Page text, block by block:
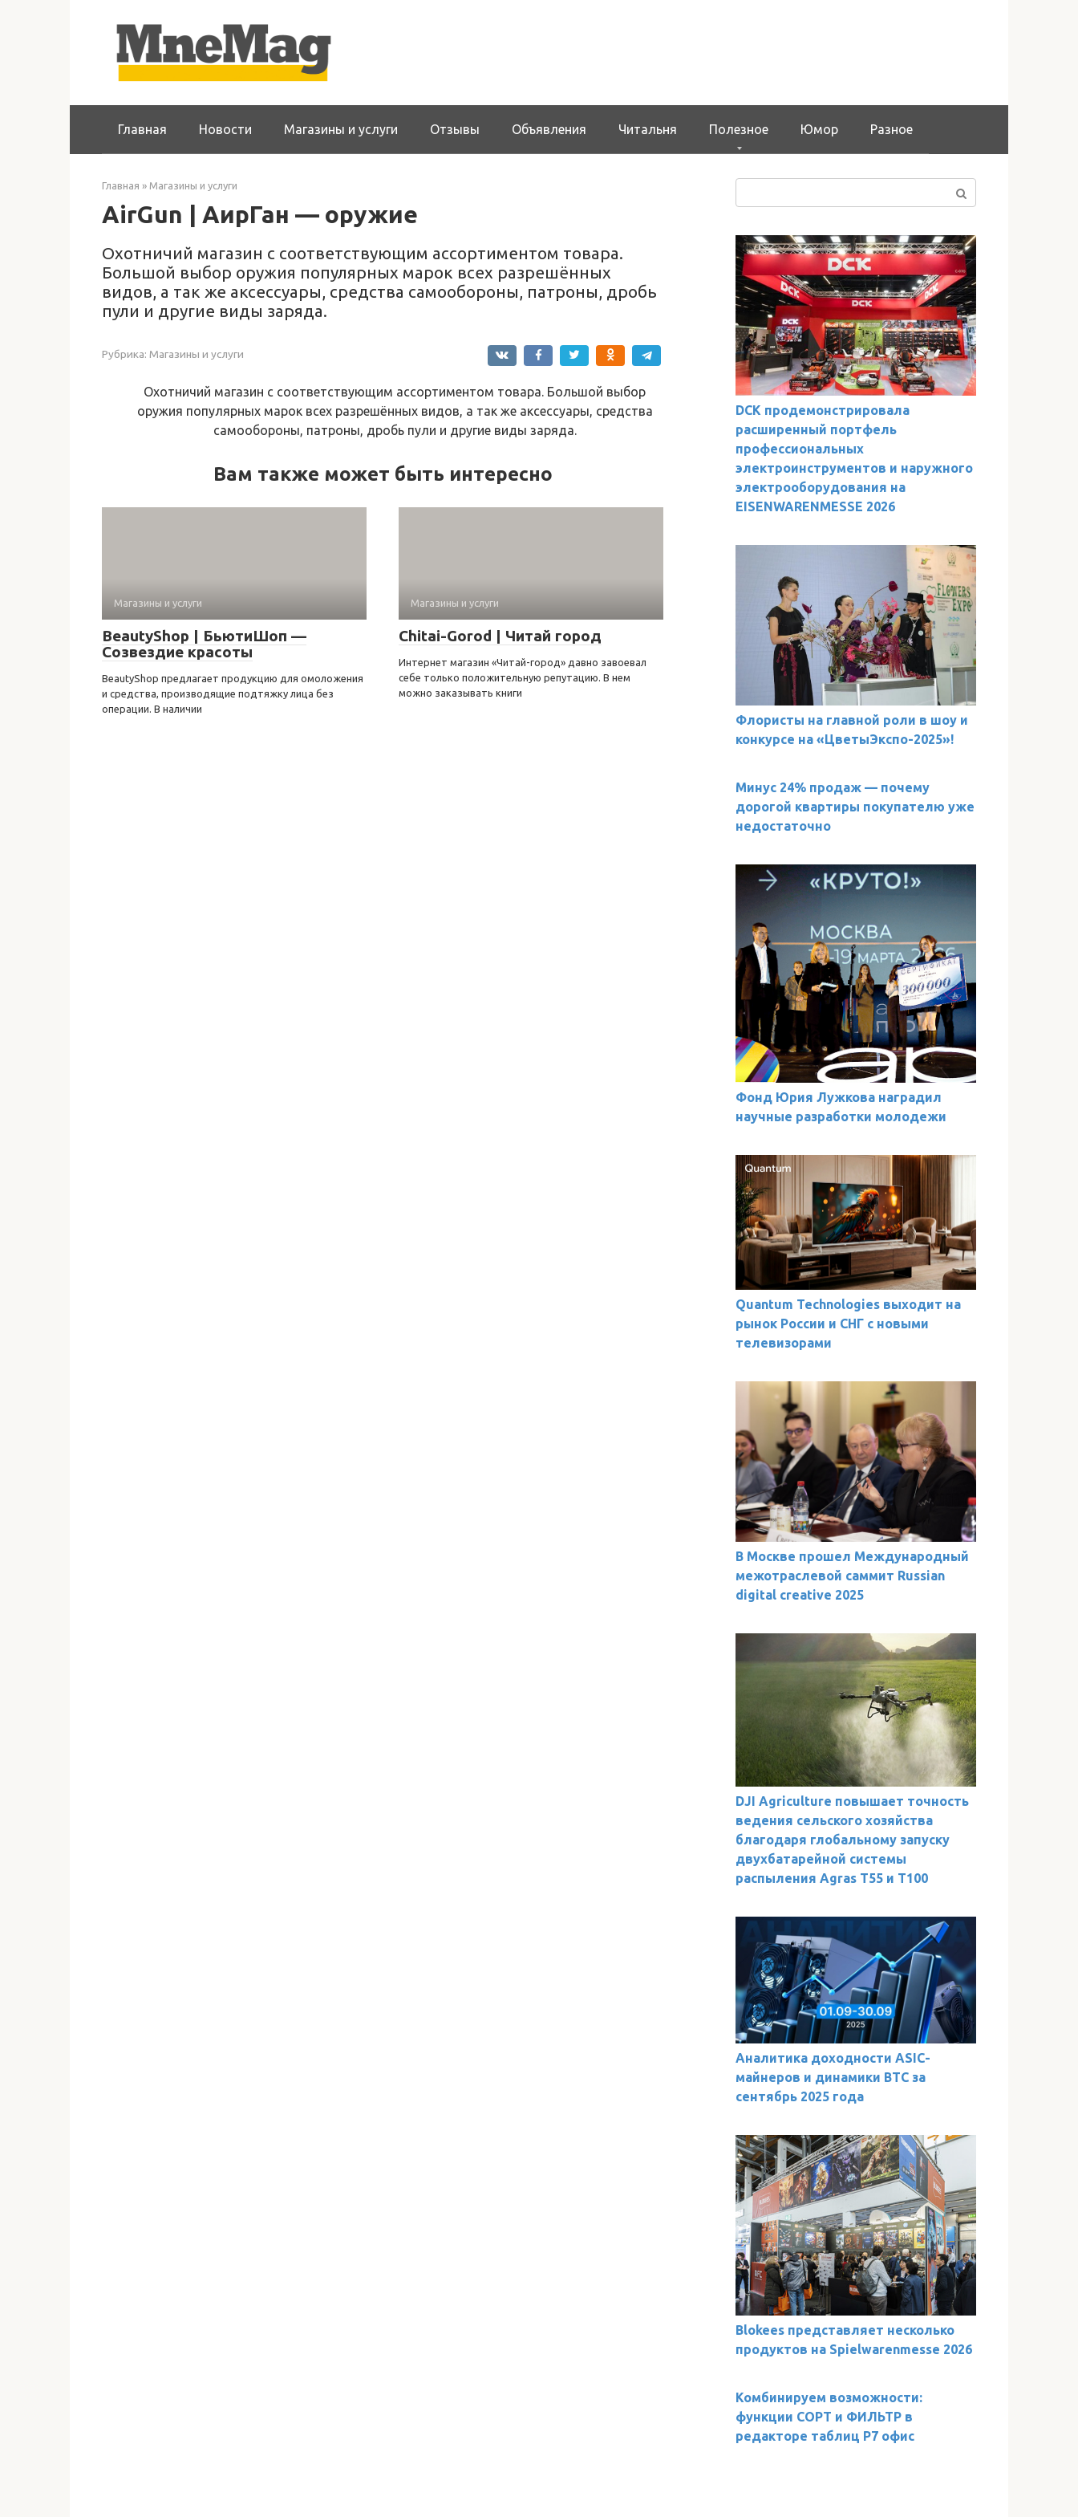
Главная Новости Магазины и услуги Отзывы Объявления Читальня Полезное Юмор Разное
Главная » Магазины и услуги
AirGun | АирГан — оружие
Охотничий магазин с соответствующим ассортиментом товара.
Большой выбор оружия популярных марок всех разрешённых
видов, а так же аксессуары, средства самообороны, патроны, дробь
пули и другие виды заряда.
Рубрика: Магазины и услуги
Охотничий магазин с соответствующим ассортиментом товара. Большой выбор
оружия популярных марок всех разрешённых видов, а так же аксессуары, средства
самообороны, патроны, дробь пули и другие виды заряда.
Вам также может быть интересно
Магазины и услуги
BeautyShop | БьютиШоп —
Созвездие красоты
BeautyShop предлагает продукцию для омоложения
и средства, производящие подтяжку лица без
операции. В наличии
Магазины и услуги
Chitai-Gorod | Читай город
Интернет магазин «Читай-город» давно завоевал
себе только положительную репутацию. В нем
можно заказывать книги
DCK продемонстрировала
расширенный портфель
профессиональных
электроинструментов и наружного
электрооборудования на
EISENWARENMESSE 2026
Флористы на главной роли в шоу и
конкурсе на «ЦветыЭкспо-2025»!
Минус 24% продаж — почему
дорогой квартиры покупателю уже
недостаточно
Фонд Юрия Лужкова наградил
научные разработки молодежи
Quantum Technologies выходит на
рынок России и СНГ с новыми
телевизорами
В Москве прошел Международный
межотраслевой саммит Russian
digital creative 2025
DJI Agriculture повышает точность
ведения сельского хозяйства
благодаря глобальному запуску
двухбатарейной системы
распыления Agras T55 и T100
Аналитика доходности ASIC-
майнеров и динамики BTC за
сентябрь 2025 года
Blokees представляет несколько
продуктов на Spielwarenmesse 2026
Комбинируем возможности:
функции СОРТ и ФИЛЬТР в
редакторе таблиц Р7 офис